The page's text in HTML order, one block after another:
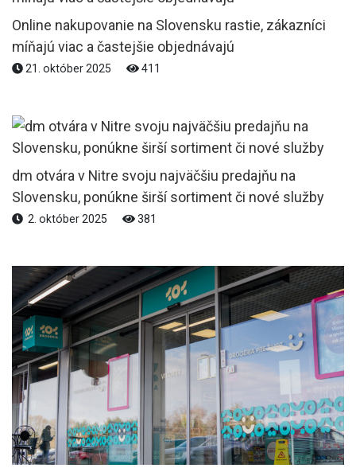
Online nakupovanie na Slovensku rastie, zákazníci
míňajú viac a častejšie objednávajú
21. október 2025 411
dm otvára v Nitre svoju najväčšiu predajňu na
Slovensku, ponúkne širší sortiment či nové služby
2. október 2025 381